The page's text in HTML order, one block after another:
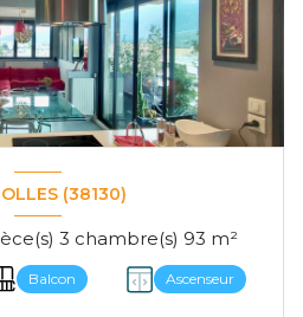
(38130)
Appartement 5 pièce(s) 3 chambre(s) 93 m²
Balcon Ascenseur